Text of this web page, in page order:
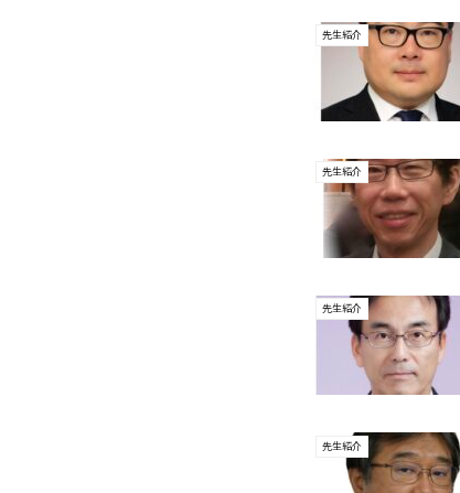
先生紹介
先生紹介
先生紹介
先生紹介